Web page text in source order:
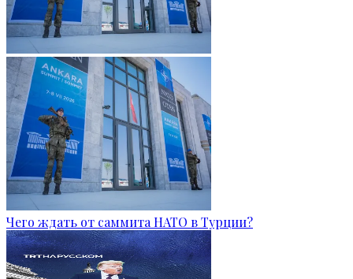
Чего ждать от саммита НАТО в Турции?